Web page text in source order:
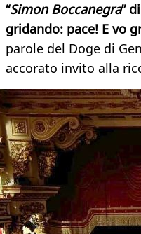
“Simon Boccanegra”
gridando: pace! E vo
parole del Doge di
accorato invito alla